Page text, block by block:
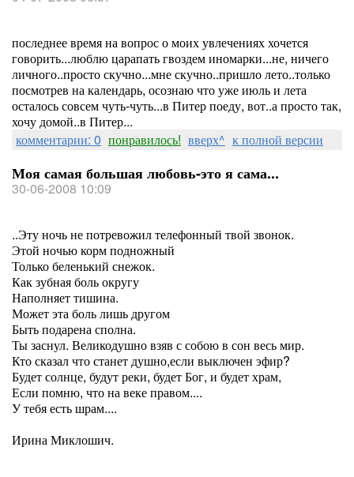
последнее время на вопрос о моих увлечениях хочется
говорить...люблю царапать гвоздем иномарки...не, ничего
личного..просто скучно...мне скучно..пришло лето..только
посмотрев на календарь, осознаю что уже июль и лета
осталось совсем чуть-чуть...в Питер поеду, вот..а просто так,
хочу домой..в Питер...
комментарии: 0 понравилось! вверх^ к полной версии
Моя самая большая любовь-это я сама...
30-06-2008 10:09
..Эту ночь не потревожил телефонный твой звонок.
Этой ночью корм подножный
Только беленький снежок.
Как зубная боль округу
Наполняет тишина.
Может эта боль лишь другом
Быть подарена сполна.
Ты заснул. Великодушно взяв с собою в сон весь мир.
Кто сказал что станет душно,если выключен эфир?
Будет солнце, будут реки, будет Бог, и будет храм,
Если помню, что на веке правом....
У тебя есть шрам....
Ирина Миклошич.